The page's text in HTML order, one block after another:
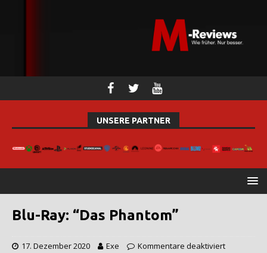
UNSERE PARTNER
Blu-Ray: “Das Phantom”
17. Dezember 2020 Exe Kommentare deaktiviert